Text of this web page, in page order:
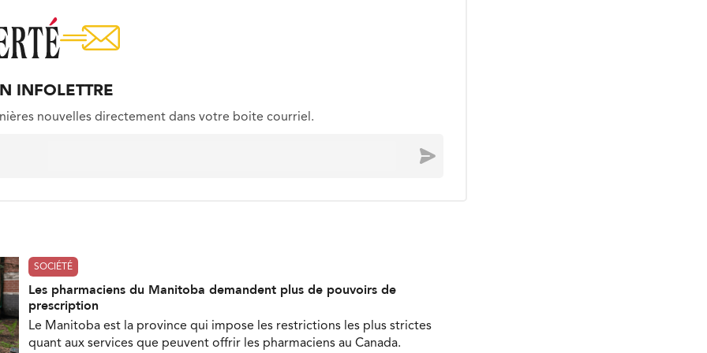
INFOLETTRE
nouvelles directement dans votre boite courriel.
Envoyer
SOCIÉTÉ
Les pharmaciens du Manitoba demandent plus de pouvoirs de
prescription
Le Manitoba est la province qui impose les restrictions les plus strictes
quant aux services que peuvent offrir les pharmaciens au Canada.